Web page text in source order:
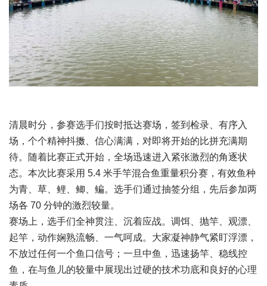
清晨时分，参赛选手们按时抵达赛场，签到检录、有序入
场，个个精神抖擞、信心满满，对即将开始的比拼充满期
待。随着比赛正式开始，全场迅速进入紧张激烈的角逐状
态。本次比赛采用 5.4 米手竿混合鱼重量积分赛，有效鱼种
为青、草、鲤、鲫、鳊。选手们通过抽签分组，先后参加两
场各 70 分钟的激烈较量。
赛场上，选手们全神贯注、沉着应战。调饵、抛竿、观漂、
起竿，动作娴熟流畅、一气呵成。大家凝神静气紧盯浮漂，
不放过任何一个鱼口信号；一旦中鱼，迅速扬竿、稳线控
鱼，在与鱼儿的较量中展现出过硬的技术功底和良好的心理